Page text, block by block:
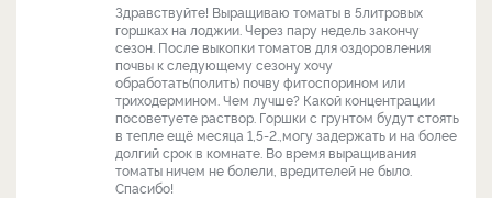
Здравствуйте! Выращиваю томаты в 5литровых
горшках на лоджии. Через пару недель закончу
сезон. После выкопки томатов для оздоровления
почвы к следующему сезону хочу
обработать(полить) почву фитоспорином или
триходермином. Чем лучше? Какой концентрации
посоветуете раствор. Горшки с грунтом будут стоять
в тепле ещё месяца 1,5-2.,могу задержать и на более
долгий срок в комнате. Во время выращивания
томаты ничем не болели, вредителей не было.
Спасибо!